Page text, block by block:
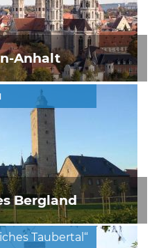
Anhalt
Bergland
Taubertal“